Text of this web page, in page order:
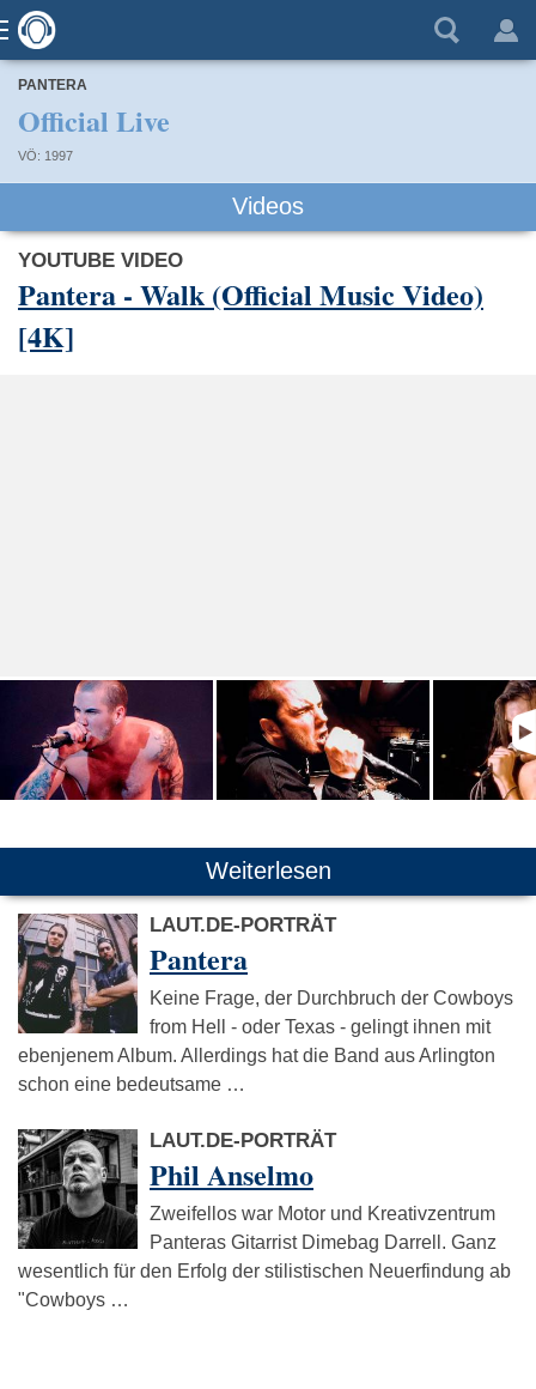
PANTERA
Official Live
VÖ: 1997
Videos
YOUTUBE VIDEO
Pantera - Walk (Official Music Video)
[4K]
Weiterlesen
LAUT.DE-PORTRÄT
Pantera
Keine Frage, der Durchbruch der Cowboys
from Hell - oder Texas - gelingt ihnen mit
ebenjenem Album. Allerdings hat die Band aus Arlington
schon eine bedeutsame …
LAUT.DE-PORTRÄT
Phil Anselmo
Zweifellos war Motor und Kreativzentrum
Panteras Gitarrist Dimebag Darrell. Ganz
wesentlich für den Erfolg der stilistischen Neuerfindung ab
"Cowboys …